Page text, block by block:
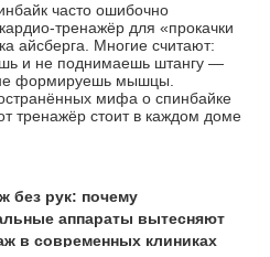
часто ошибочно
тренажёр для «прокачки
айсберга. Многие считают:
и не поднимаешь штангу —
формируешь мышцы.
мифа о спинбайке
тренажёр стоит в каждом доме
без рук: почему
аппараты вытесняют
в современных клиниках